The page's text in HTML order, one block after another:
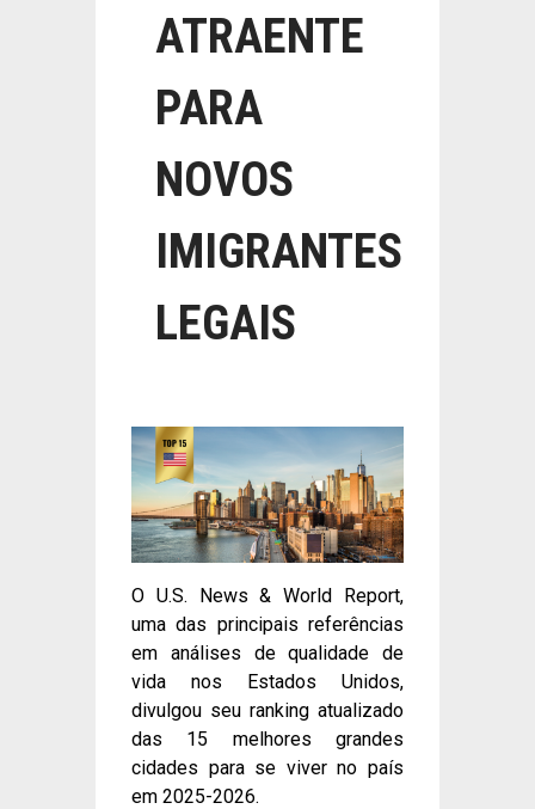
ATRAENTE
PARA
NOVOS
IMIGRANTES
LEGAIS
O U.S. News & World Report,
uma das principais referências
em análises de qualidade de
vida nos Estados Unidos,
divulgou seu ranking atualizado
das 15 melhores grandes
cidades para se viver no país
em 2025-2026.